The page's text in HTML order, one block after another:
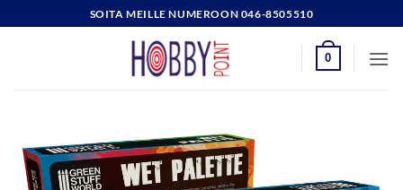
to
SOITA MEILLE NUMEROON 046-8505510
0